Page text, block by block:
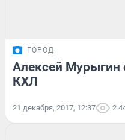
ГОРОД
Алексей Мурыгин
КХЛ
21 декабря, 2017, 12:37 2